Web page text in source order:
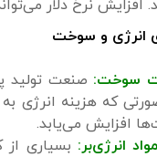
نرخ دلار
سوخت: صنعت تولید
صورتی که هزینه انرژی
افزایش می‌یابد.
انرژی‌بر: بسیاری از